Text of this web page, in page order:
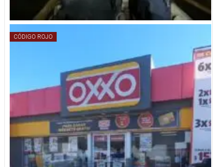
CÓDIGO ROJO